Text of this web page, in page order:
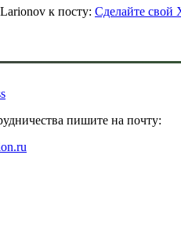
к посту: Сделайте свой
пишите на почту: